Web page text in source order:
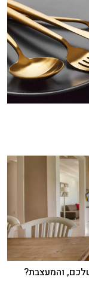
והמעצבת?